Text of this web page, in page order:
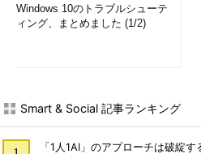
Windows 10のトラブルシューテ
ィング、まとめました (1/2)
Smart & Social 記事ランキング
「1人1AI」のアプローチは破綻